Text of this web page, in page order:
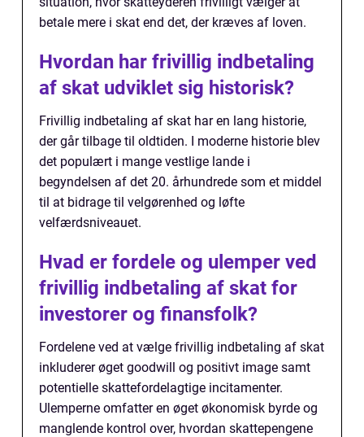
betale mere i skat end det, der kræves af loven.
Hvordan har frivillig indbetaling
af skat udviklet sig historisk?
Frivillig indbetaling af skat har en lang historie,
der går tilbage til oldtiden. I moderne historie blev
det populært i mange vestlige lande i
begyndelsen af det 20. århundrede som et middel
til at bidrage til velgørenhed og løfte
velfærdsniveauet.
Hvad er fordele og ulemper ved
frivillig indbetaling af skat for
investorer og finansfolk?
Fordelene ved at vælge frivillig indbetaling af skat
inkluderer øget goodwill og positivt image samt
potentielle skattefordelagtige incitamenter.
Ulemperne omfatter en øget økonomisk byrde og
manglende kontrol over, hvordan skattepengene